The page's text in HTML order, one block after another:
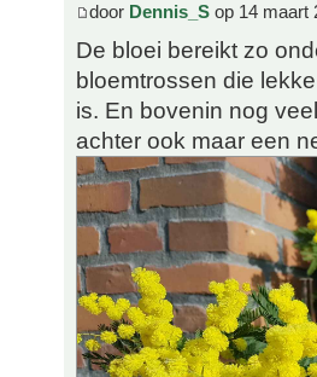
door Dennis_S op 14 maart
De bloei bereikt zo
bloemtrossen die
is. En bovenin nog
achter ook maar een